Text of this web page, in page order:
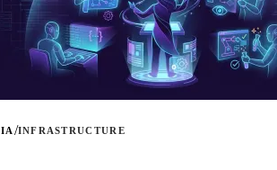
IA /INFRASTRUCTURE